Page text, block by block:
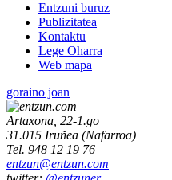
Entzuni buruz
Publizitatea
Kontaktu
Lege Oharra
Web mapa
goraino joan
Artaxona, 22-1.go
31.015 Iruñea (Nafarroa)
Tel. 948 12 19 76
entzun@entzun.com